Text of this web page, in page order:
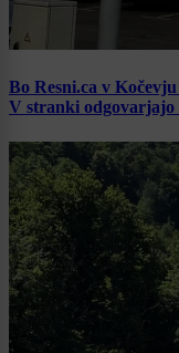
Bo Resni.ca v
V stranki odgovarjajo